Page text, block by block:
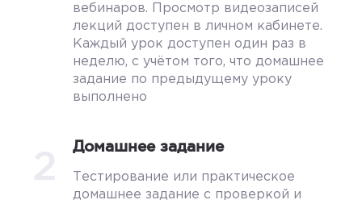
вебинаров. Просмотр видеозаписей
лекций доступен в личном кабинете.
Каждый урок доступен один раз в
неделю, с учётом того, что домашнее
задание по предыдущему уроку
выполнено
Домашнее задание
Тестирование или практическое
домашнее задание с проверкой и